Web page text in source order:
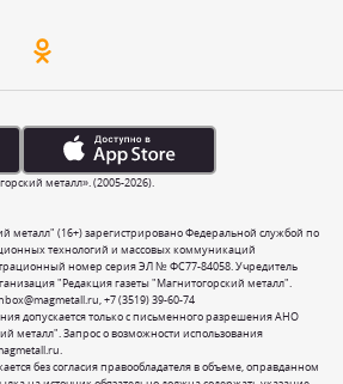
металл" (16+) зарегистрировано Федеральной службой по
технологий и массовых коммуникаций
номер серия ЭЛ № ФС77-84058. Учредитель
"Редакция газеты "Магнитогорский металл".
,+7 (3519) 39-60-74
допускается только с письменного разрешения АНО
металл". Запрос о возможности использования
.
без согласия правообладателя в объеме, оправданном
металл». (2005-2026).